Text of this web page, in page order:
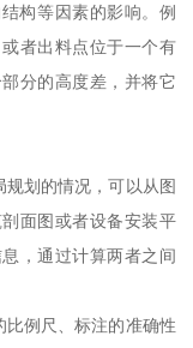
构等因素的影响。例
者出料点位于一个有
分的高度差，并将它
划的情况，可以从图
面图或者设备安装平
，通过计算两者之间
例尺、标注的准确性